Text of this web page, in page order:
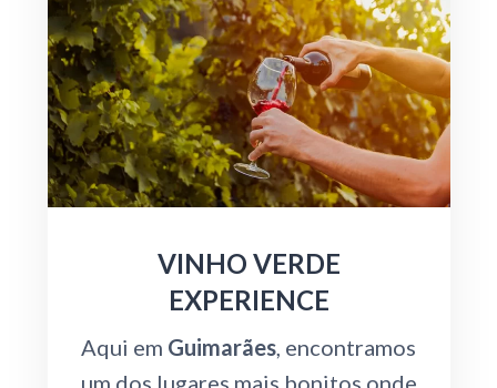
VINHO VERDE
EXPERIENCE
Aqui em Guimarães, encontramos
um dos lugares mais bonitos onde